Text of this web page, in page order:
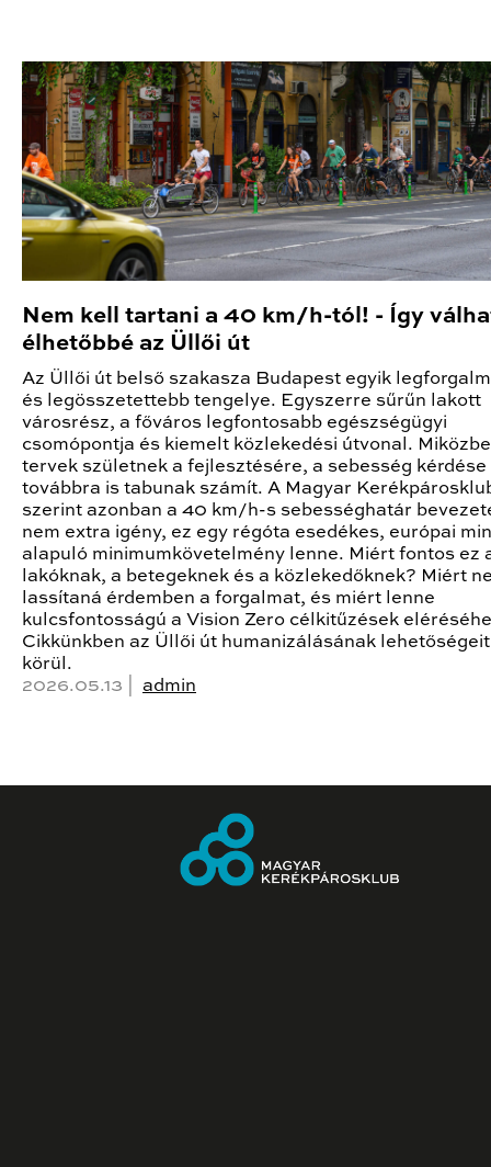
Nem kell tartani a 40 km/h-tól! - Így
élhetőbbé az Üllői út
Az Üllői út belső szakasza Budapest egyik
és legösszetettebb tengelye. Egyszerre sűrűn lakott
városrész, a főváros legfontosabb egészségügyi
csomópontja és kiemelt közlekedési útvonal.
tervek születnek a fejlesztésére, a sebesség kérdése
továbbra is tabunak számít. A Magyar
szerint azonban a 40 km/h-s sebességhatár
nem extra igény, ez egy régóta esedékes, európai
alapuló minimumkövetelmény lenne. Miért fontos ez
lakóknak, a betegeknek és a közlekedőknek? Miért
lassítaná érdemben a forgalmat, és miért lenne
kulcsfontosságú a Vision Zero célkitűzések
Cikkünkben az Üllői út humanizálásának
körül.
2026.05.13 | admin